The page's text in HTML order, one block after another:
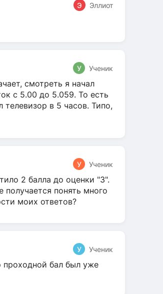
Э Эллиот
У Ученик
смотреть я начал
с 5.00 до 5.059. То есть
телевизор в 5 часов. Типо,
У Ученик
2 балла до оценки "3".
понять много
моих ответов?
У Ученик
проходной бал был уже